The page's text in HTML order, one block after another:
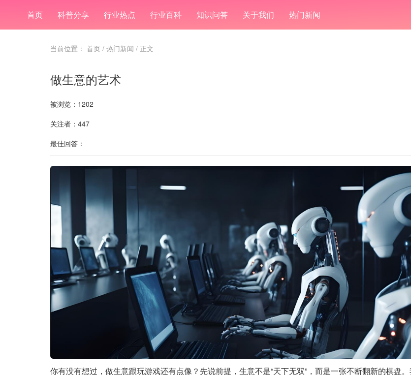
首页 科普分享 行业热点 行业百科 知识问答 关于我们 热门新闻
当前位置： 首页 / 热门新闻 / 正文
做生意的艺术
被浏览：1202
关注者：447
最佳回答：
你有没有想过，做生意跟玩游戏还有点像？先说前提，生意不是“天下无双”，而是一张不断翻新的棋盘